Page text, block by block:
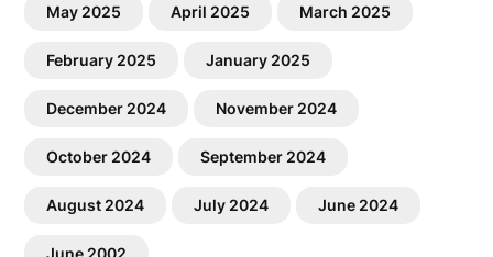
May 2025 April 2025 March 2025
February 2025 January 2025
December 2024 November 2024
October 2024 September 2024
August 2024 July 2024 June 2024
June 2002